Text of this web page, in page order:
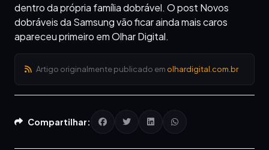
dentro da própria família dobrável. O post Novos
dobráveis da Samsung vão ficar ainda mais caros
apareceu primeiro em Olhar Digital.
Artigo originalmente publicado em olhardigital.com.br
Compartilhar: